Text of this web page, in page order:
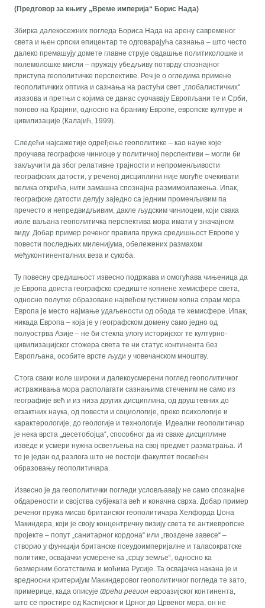
(Предговор за књигу „Време империја“ Борис Нада)
Збирка далекосежних погледа Бориса Нада на арену савременог
света и њен српски епицентар те одговарајућа сазнања – што често
далеко премашују домете главне струје овдашње политиколошке и
полемолошке мисли – пружају убедљиву потврду спознајног
приступа геополитичке перспективе. Реч је о огледима примене
геополитичких оптика и сазнања на растући свет „глобалистичких“
изазова и претњи с којима се данас суочавају Европљани те и Срби,
поново на Крајини, односно на бранику Европе, европске културе и
цивилизације (Калајић, 1999).
Следећи најсажетије одређење геополитике – као науке које
проучава географске чиниоце у политичкој перспективи – могли би
закључити да због релативне трајности и непроменљивости
географских датости, у реченој дисциплини није могуће очекивати
велика открића, нити замашна спознајна размимоилажења. Ипак,
географске датости делују заједно са једним променљивим па
пречесто и непредвидљивим, дакле људским чиниоцем, који свака
иоле ваљана геополитичка перспектива мора имати у значајном
виду. Добар пример реченог правила пружа средишњост Европе у
повести последњих миленијума, обележених размахом
међуконтиненталних веза и сукоба.
Ту повесну средишњост извесно подржава и омогућава чињеница да
је Европа доиста географско средиште копнене хемисфере света,
односно полутке образоване највећом густином копна спрам мора.
Европа је место најмање удаљености од обода те хемисфере. Ипак,
никада Европа – која је у географском домену само једно од
полуострва Азије – не би стекла улогу историјског те културно-
цивилизацијског стожера света те ни статус континента без
Европљана, особите врсте људи у човечанском мноштву.
Стога сваки иоле широки и далекоусмерени поглед геополитичког
истраживања мора располагати сазнањима стеченим не само из
географије већ и из низа других дисциплина, од друштевних до
егзактних наука, од повести и социологије, преко психологије и
карактерологије, до геологије и технологије. Идеални геополитичар
је нека врста „десетобојца“, способног да из сваке дисциплине
изведе и усмери нужна осветљења на свој предмет разматрања. И
то је један од разлога што не постоји факултет посвећен
образовању геополитичара.
Извесно је да геополитички погледи условљавају не само спознајне
обдарености и својства субјеката већ и коначна сврха. Добар пример
реченог пружа мисао британског геополитичара Хелфорда Џона
Макиндера, који је своју концентричну визију света те антиевропске
пројекте – попут „санитарног кордона“ или „гвоздене завесе“ –
створио у функцији британске псеудоимперијалне и таласократске
политике, освајачки усмерене ка „срцу земље“, односно ка
безмерним богатствима и моћима Русије. Та освајачка накана је и
вредносни критеријум Макиндеровог геополитичког погледа те зато,
примерице, када описујетрећи регион евроазијског континента,
што се простире од Каспијског и Црног до Црвеног мора, он не